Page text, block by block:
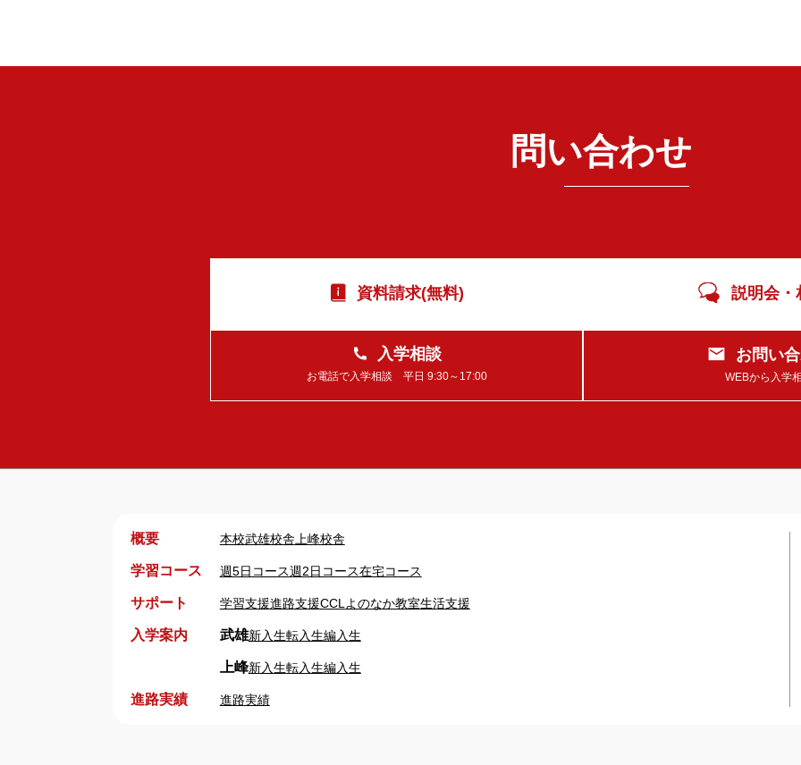
問い合わせ
資料請求(無料) 説明会・
入学相談
お電話で入学相談 平日 9:30～17:00
お問い
WEBから入学
概要 本校武雄校舎上峰校舎
学習コース 週5日コース週2日コース在宅コース
サポート 学習支援進路支援CCLよのなか教室生活支援
入学案内 武雄新入生転入生編入生
上峰新入生転入生編入生
進路実績 進路実績